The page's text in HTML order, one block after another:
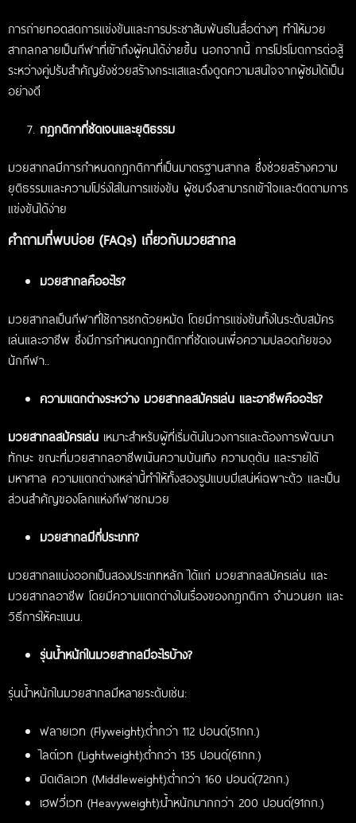
การถ่ายทอดสดการแข่งขันและการประชาสัมพันธ์ในสื่อต่างๆ ทำให้มวย
สากลกลายเป็นกีฬาที่เข้าถึงผู้คนได้ง่ายขึ้น นอกจากนี้ การโปรโมตการต่อสู้
ระหว่างคู่ปรับสำคัญยังช่วยสร้างกระแสและดึงดูดความสนใจจากผู้ชมได้เป็น
อย่างดี
กฎกติกาที่ชัดเจนและยุติธรรม
มวยสากลมีการกำหนดกฎกติกาที่เป็นมาตรฐานสากล ซึ่งช่วยสร้างความ
ยุติธรรมและความโปร่งใสในการแข่งขัน ผู้ชมจึงสามารถเข้าใจและติดตามการ
แข่งขันได้ง่าย
คำถามที่พบบ่อย (FAQs) เกี่ยวกับมวยสากล
มวยสากลคืออะไร?
มวยสากลเป็นกีฬาที่ใช้การชกด้วยหมัด โดยมีการแข่งขันทั้งในระดับสมัคร
เล่นและอาชีพ ซึ่งมีการกำหนดกฎกติกาที่ชัดเจนเพื่อความปลอดภัยของ
นักกีฬา..
ความแตกต่างระหว่าง มวยสากลสมัครเล่น และอาชีพคืออะไร?
มวยสากลสมัครเล่น เหมาะสำหรับผู้ที่เริ่มต้นในวงการและต้องการพัฒนา
ทักษะ ขณะที่มวยสากลอาชีพเน้นความบันเทิง ความดุดัน และรายได้
มหาศาล ความแตกต่างเหล่านี้ทำให้ทั้งสองรูปแบบมีเสน่ห์เฉพาะตัว และเป็น
ส่วนสำคัญของโลกแห่งกีฬาชกมวย
มวยสากลมีกี่ประเภท?
มวยสากลแบ่งออกเป็นสองประเภทหลัก ได้แก่ มวยสากลสมัครเล่น และ
มวยสากลอาชีพ โดยมีความแตกต่างในเรื่องของกฎกติกา จำนวนยก และ
วิธีการให้คะแนน.
รุ่นน้ำหนักในมวยสากลมีอะไรบ้าง?
รุ่นน้ำหนักในมวยสากลมีหลายระดับเช่น:
ฟลายเวท (Flyweight):ต่ำกว่า 112 ปอนด์(51กก.)
ไลต์เวท (Lightweight):ต่ำกว่า 135 ปอนด์(61กก.)
มิดเดิลเวท (Middleweight):ต่ำกว่า 160 ปอนด์(72กก.)
เฮฟวี่เวท (Heavyweight):น้ำหนักมากกว่า 200 ปอนด์(91กก.)